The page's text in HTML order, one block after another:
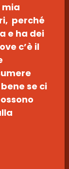
mia
perché
e ha dei
c’è il
se ci